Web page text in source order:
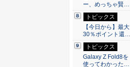
ー、めっちゃ賢…
トピックス
【今日から】最大
30％ポイント還…
トピックス
Galaxy Z Fold8を
使ってわかった…